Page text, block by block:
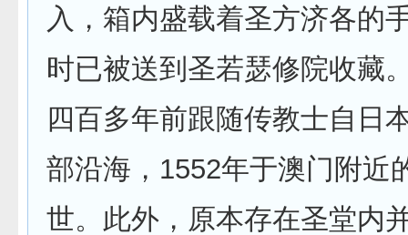
入，箱内盛载着圣方济各的
时已被送到圣若瑟修院收藏
四百多年前跟随传教士自日
部沿海，1552年于澳门附近
世。此外，原本存在圣堂内